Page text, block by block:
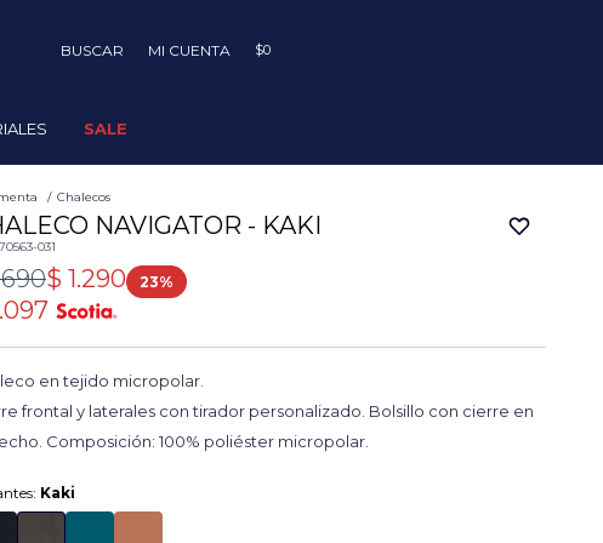
SALE
$0
Chalecos
NAVIGATOR - KAKI
031
$ 1.290 23
en tejido micropolar.
frontal y laterales con tirador personalizado. Bolsillo con cierre en
Composición: 100% poliéster micropolar.
Kaki